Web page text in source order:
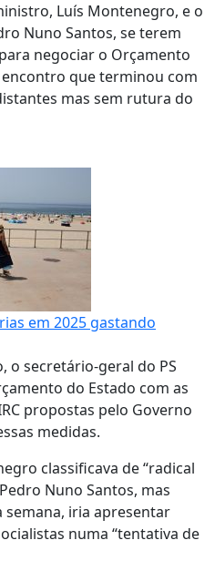
Luís Montenegro, e o
Nuno Santos, se terem
negociar o Orçamento
que terminou com
mas sem rutura do
em 2025 gastando
o secretário-geral do PS
do Estado com as
propostas pelo Governo
medidas.
classificava de “radical
Nuno Santos, mas
iria apresentar
numa “tentativa de